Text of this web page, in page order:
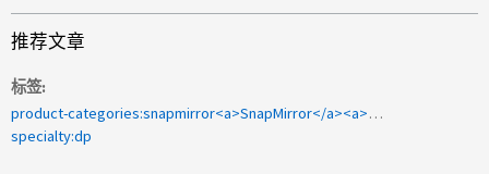
推荐文章
标签
product-categories:snapmirror<a>SnapMirror</a><a>镜像存储级联</a>
specialty:dp